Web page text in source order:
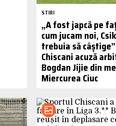
STIRI
„A fost japcă pe
cum jucam noi,
trebuia să
Chiscani acuză
Bogdan Jijie din
Miercurea Ciuc